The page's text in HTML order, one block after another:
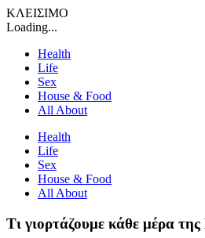
ΚΛΕΙΣΙΜΟ
Loading...
Health
Life
Sex
House & Food
All About
Health
Life
Sex
House & Food
All About
Τι γιορτάζουμε κάθε μέρα